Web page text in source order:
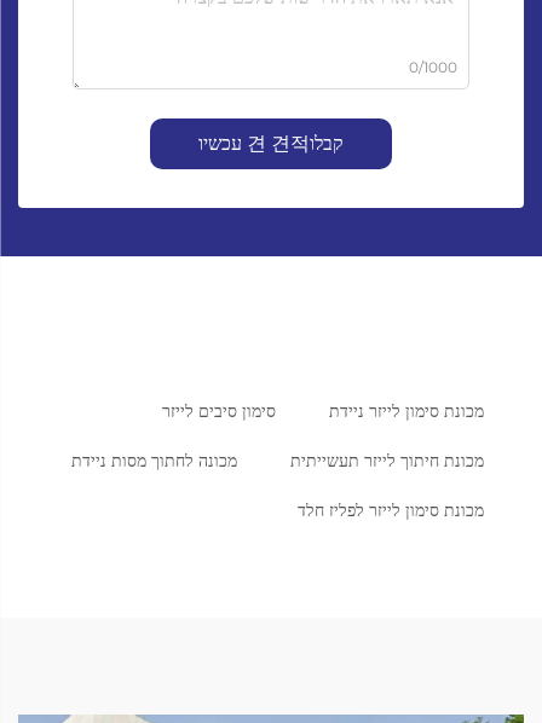
0/1000
קבלו견 견적 עכשיו
מכונת סימון לייזר ניידת סימון סיבים לייזר
מכונת חיתוך לייזר תעשייתית מכונה לחתוך מסות ניידת
מכונת סימון לייזר לפליז חלד